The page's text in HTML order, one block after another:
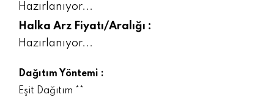
Hazırlanıyor...
Halka Arz Fiyatı/Aralığı :
Hazırlanıyor...
Dağıtım Yöntemi :
Eşit Dağıtım **